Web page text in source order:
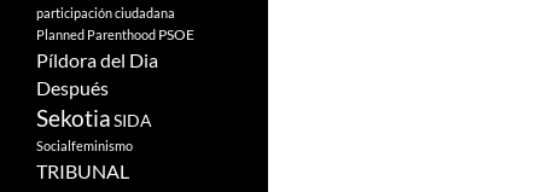
participación ciudadana
Planned Parenthood PSOE
Píldora del Dia
Después
SekotiaSIDA
Socialfeminismo
TRIBUNAL